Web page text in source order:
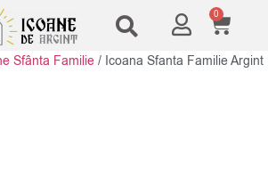
0
Sfânta Familie / Icoana Sfanta Familie Argint